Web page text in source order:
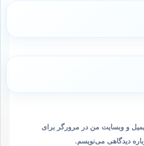
و وبسایت من در مرورگر برای
دیدگاهی می‌نویسم.